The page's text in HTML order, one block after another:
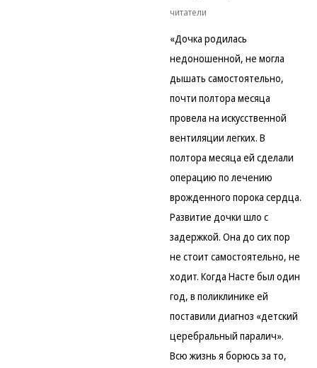
читатели
«Дочка родилась
недоношенной, не могла
дышать самостоятельно,
почти полтора месяца
провела на искусственной
вентиляции легких. В
полтора месяца ей сделали
операцию по лечению
врожденного порока сердца.
Развитие дочки шло с
задержкой. Она до сих пор
не стоит самостоятельно, не
ходит. Когда Насте был один
год, в поликлинике ей
поставили диагноз «детский
церебральный паралич».
Всю жизнь я борюсь за то,